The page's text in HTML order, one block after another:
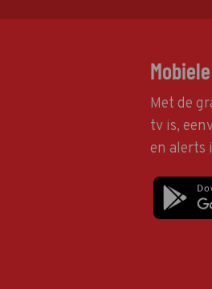
Met de
tv is,
en alerts